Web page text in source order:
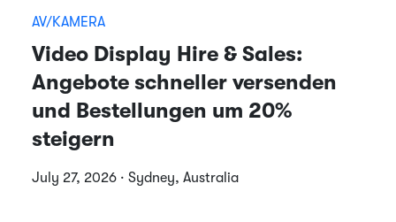
AV/KAMERA
Video Display Hire & Sales:
Angebote schneller versenden
und Bestellungen um 20%
steigern
July 27, 2026 · Sydney, Australia